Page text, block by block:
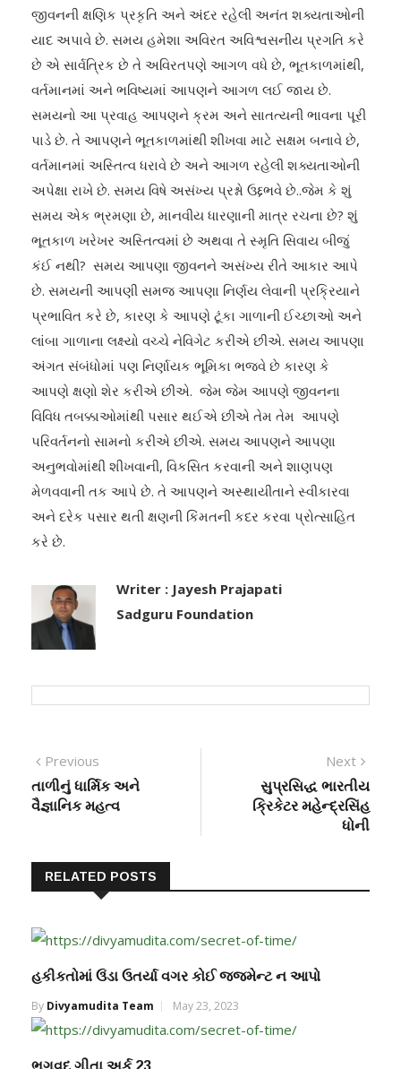
જીવનની ક્ષણિક પ્રકૃતિ અને અંદર રહેલી અનંત શક્યતાઓની
યાદ અપાવે છે. સમય હમેશા અવિરત અવિશ્વસનીય પ્રગતિ કરે
છે એ સાર્વત્રિક છે તે અવિરતપણે આગળ વધે છે, ભૂતકાળમાંથી,
વર્તમાનમાં અને ભવિષ્યમાં આપણને આગળ લઈ જાય છે.
સમયનો આ પ્રવાહ આપણને ક્રમ અને સાતત્યની ભાવના પૂરી
પાડે છે. તે આપણને ભૂતકાળમાંથી શીખવા માટે સક્ષમ બનાવે છે,
વર્તમાનમાં અસ્તિત્વ ધરાવે છે અને આગળ રહેલી શક્યતાઓની
અપેક્ષા રાખે છે. સમય વિષે અસંખ્ય પ્રશ્નો ઉદ્દભવે છે..જેમ કે શું
સમય એક ભ્રમણા છે, માનવીય ધારણાની માત્ર રચના છે? શું
ભૂતકાળ ખરેખર અસ્તિત્વમાં છે અથવા તે સ્મૃતિ સિવાય બીજું
કંઈ નથી? સમય આપણા જીવનને અસંખ્ય રીતે આકાર આપે
છે. સમયની આપણી સમજ આપણા નિર્ણય લેવાની પ્રક્રિયાને
પ્રભાવિત કરે છે, કારણ કે આપણે ટૂંકા ગાળાની ઈચ્છાઓ અને
લાંબા ગાળાના લક્ષ્યો વચ્ચે નેવિગેટ કરીએ છીએ. સમય આપણા
અંગત સંબંધોમાં પણ નિર્ણાયક ભૂમિકા ભજવે છે કારણ કે
આપણે ક્ષણો શેર કરીએ છીએ. જેમ જેમ આપણે જીવનના
વિવિધ તબક્કાઓમાંથી પસાર થઈએ છીએ તેમ તેમ આપણે
પરિવર્તનનો સામનો કરીએ છીએ. સમય આપણને આપણા
અનુભવોમાંથી શીખવાની, વિકસિત કરવાની અને શાણપણ
મેળવવાની તક આપે છે. તે આપણને અસ્થાયીતાને સ્વીકારવા
અને દરેક પસાર થતી ક્ષણની કિંમતની કદર કરવા પ્રોત્સાહિત
કરે છે.
Writer : Jayesh Prajapati
Sadguru Foundation
Previous
તાળીનું ધાર્મિક અને
વૈજ્ઞાનિક મહત્વ
Next
સુપ્રસિદ્ધ ભારતીય
ક્રિકેટર મહેન્દ્રસિંહ
ધોની
RELATED POSTS
હકીકતોમાં ઉંડા ઉતર્યા વગર કોઈ જજમેન્ટ ન આપો
By Divyamudita Team May 23, 2023